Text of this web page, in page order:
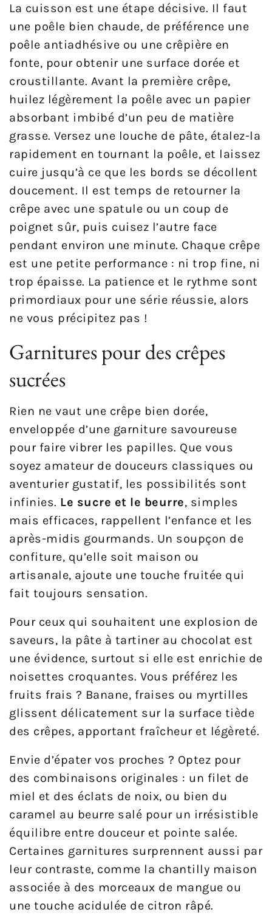
La cuisson est une étape décisive. Il faut
une poêle bien chaude, de préférence une
poêle antiadhésive ou une crêpière en
fonte, pour obtenir une surface dorée et
croustillante. Avant la première crêpe,
huilez légèrement la poêle avec un papier
absorbant imbibé d’un peu de matière
grasse. Versez une louche de pâte, étalez-la
rapidement en tournant la poêle, et laissez
cuire jusqu’à ce que les bords se décollent
doucement. Il est temps de retourner la
crêpe avec une spatule ou un coup de
poignet sûr, puis cuisez l’autre face
pendant environ une minute. Chaque crêpe
est une petite performance : ni trop fine, ni
trop épaisse. La patience et le rythme sont
primordiaux pour une série réussie, alors
ne vous précipitez pas !
Garnitures pour des crêpes
sucrées
Rien ne vaut une crêpe bien dorée,
enveloppée d’une garniture savoureuse
pour faire vibrer les papilles. Que vous
soyez amateur de douceurs classiques ou
aventurier gustatif, les possibilités sont
infinies. Le sucre et le beurre, simples
mais efficaces, rappellent l’enfance et les
après-midis gourmands. Un soupçon de
confiture, qu’elle soit maison ou
artisanale, ajoute une touche fruitée qui
fait toujours sensation.
Pour ceux qui souhaitent une explosion de
saveurs, la pâte à tartiner au chocolat est
une évidence, surtout si elle est enrichie de
noisettes croquantes. Vous préférez les
fruits frais ? Banane, fraises ou myrtilles
glissent délicatement sur la surface tiède
des crêpes, apportant fraîcheur et légèreté.
Envie d’épater vos proches ? Optez pour
des combinaisons originales : un filet de
miel et des éclats de noix, ou bien du
caramel au beurre salé pour un irrésistible
équilibre entre douceur et pointe salée.
Certaines garnitures surprennent aussi par
leur contraste, comme la chantilly maison
associée à des morceaux de mangue ou
une touche acidulée de citron râpé.